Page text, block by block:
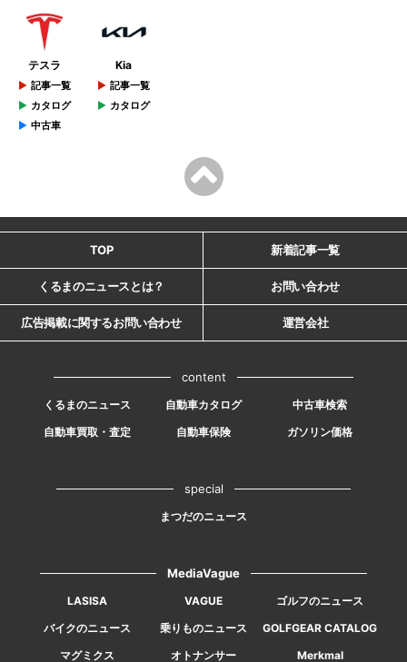
テスラ
記事一覧
カタログ
中古車
Kia
記事一覧
カタログ
TOP 新着記事一覧
くるまのニュースとは？ お問い合わせ
広告掲載に関するお問い合わせ 運営会社
content
くるまのニュース 自動車カタログ
中古車検索
自動車買取・査定
自動車保険 ガソリン価格
special
まつだのニュース
MediaVague
LASISA VAGUE
ゴルフのニュース
バイクのニュース
乗りものニュース
GOLFGEAR CATALOG
マグミクス
オトナンサー Merkmal